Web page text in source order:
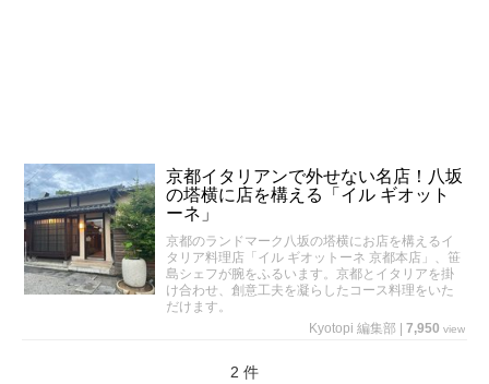
京都イタリアンで外せない名店！八坂
の塔横に店を構える「イル ギオット
ーネ」
京都のランドマーク八坂の塔横にお店を構えるイ
タリア料理店「イル ギオットーネ 京都本店」、笹
島シェフが腕をふるいます。京都とイタリアを掛
け合わせ、創意工夫を凝らしたコース料理をいた
だけます。
Kyotopi 編集部
7,950 view
2 件